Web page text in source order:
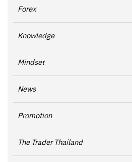
Forex
Knowledge
Mindset
News
Promotion
The Trader Thailand